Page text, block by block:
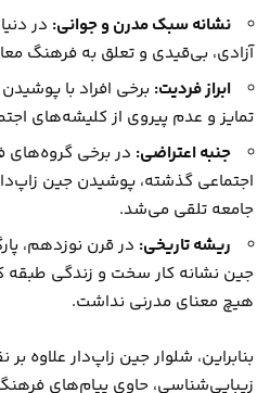
نشانه سبک مدرن و جوانی: در
آزادی، بی‌قیدی و تعلق به فرهنگ
ابراز فردیت: برخی افراد با
تمایز و عدم پیروی از کلیشه‌های
جنبه اعتراضی: در برخی
اجتماعی گذشته، پوشیدن جین
جامعه تلقی می‌شد.
ریشه تاریخی: در قرن نوزدهم،
جین نشانه کار سخت و زندگی طبقه
هیچ معنای مدرنی نداشت.
بنابراین، شلوار جین زاپ‌دار علاوه
زیبایی‌شناسی، حاوی پیام‌های